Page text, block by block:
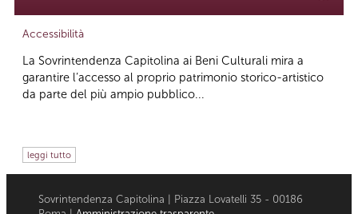
Accessibilità
La Sovrintendenza Capitolina ai Beni Culturali mira a
garantire l’accesso al proprio patrimonio storico-artistico
da parte del più ampio pubblico...
leggi tutto
Sovrintendenza Capitolina | Piazza Lovatelli 35 - 00186